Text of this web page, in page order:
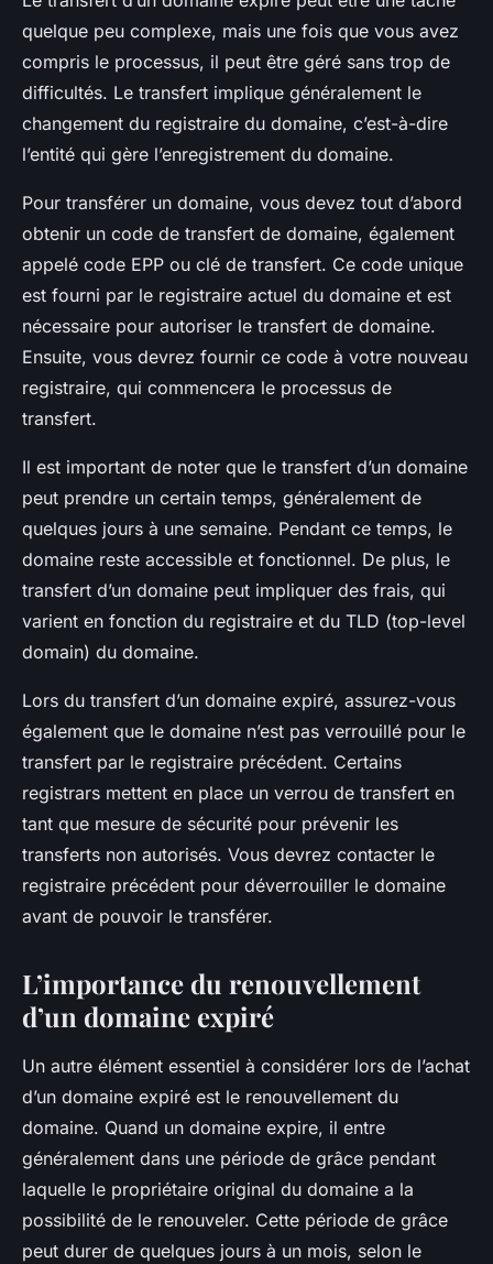
quelque peu complexe, mais une fois que vous avez
compris le processus, il peut être géré sans trop de
difficultés. Le transfert implique généralement le
changement du registraire du domaine, c’est-à-dire
l’entité qui gère l’enregistrement du domaine.
Pour transférer un domaine, vous devez tout d’abord
obtenir un code de transfert de domaine, également
appelé code EPP ou clé de transfert. Ce code unique
est fourni par le registraire actuel du domaine et est
nécessaire pour autoriser le transfert de domaine.
Ensuite, vous devrez fournir ce code à votre nouveau
registraire, qui commencera le processus de
transfert.
Il est important de noter que le transfert d’un domaine
peut prendre un certain temps, généralement de
quelques jours à une semaine. Pendant ce temps, le
domaine reste accessible et fonctionnel. De plus, le
transfert d’un domaine peut impliquer des frais, qui
varient en fonction du registraire et du TLD (top-level
domain) du domaine.
Lors du transfert d’un domaine expiré, assurez-vous
également que le domaine n’est pas verrouillé pour le
transfert par le registraire précédent. Certains
registrars mettent en place un verrou de transfert en
tant que mesure de sécurité pour prévenir les
transferts non autorisés. Vous devrez contacter le
registraire précédent pour déverrouiller le domaine
avant de pouvoir le transférer.
L’importance du renouvellement
d’un domaine expiré
Un autre élément essentiel à considérer lors de l’achat
d’un domaine expiré est le renouvellement du
domaine. Quand un domaine expire, il entre
généralement dans une période de grâce pendant
laquelle le propriétaire original du domaine a la
possibilité de le renouveler. Cette période de grâce
peut durer de quelques jours à un mois, selon le